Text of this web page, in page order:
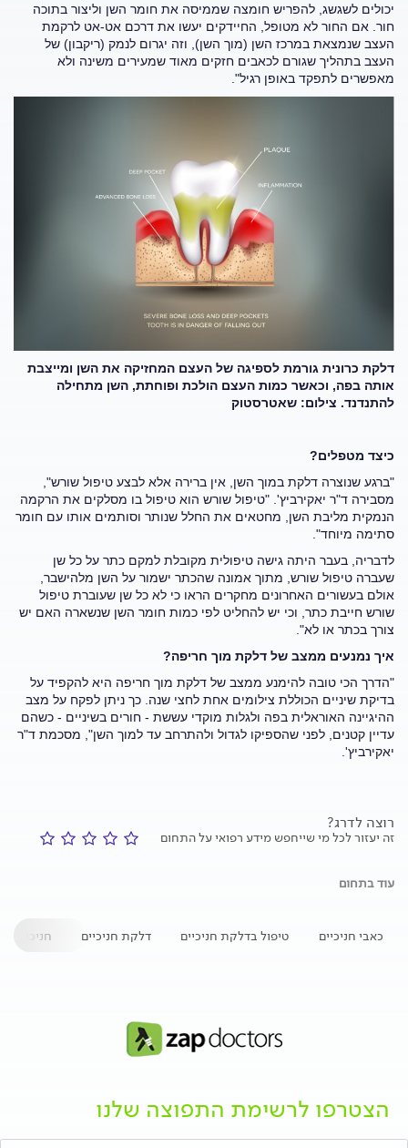
יכולים לשגשג, להפריש חומצה שממיסה את חומר השן וליצור בתוכה
חור. אם החור לא מטופל, החיידקים יעשו את דרכם אט-אט לרקמת
העצב שנמצאת במרכז השן (מוך השן), וזה יגרום לנמק (ריקבון) של
העצב בתהליך שגורם לכאבים חזקים מאוד שמעירים משינה ולא
מאפשרים לתפקד באופן רגיל".
דלקת כרונית גורמת לספיגה של העצם המחזיקה את השן ומייצבת
אותה בפה, וכאשר כמות העצם הולכת ופוחתת, השן מתחילה
להתנדנד. צילום: שאטרסטוק
כיצד מטפלים?
"ברגע שנוצרה דלקת במוך השן, אין ברירה אלא לבצע טיפול שורש",
מסבירה ד"ר יאקירביץ'. "טיפול שורש הוא טיפול בו מסלקים את הרקמה
הנמקית מליבת השן, מחטאים את החלל שנותר וסותמים אותו עם חומר
סתימה מיוחד".
לדבריה, בעבר היתה גישה טיפולית מקובלת למקם כתר על כל שן
שעברה טיפול שורש, מתוך אמונה שהכתר ישמור על השן מלהישבר,
אולם בעשורים האחרונים מחקרים הראו כי לא כל שן שעוברת טיפול
שורש חייבת כתר, וכי יש להחליט לפי כמות חומר השן שנשארה האם יש
צורך בכתר או לא".
איך נמנעים ממצב של דלקת מוך חריפה?
"הדרך הכי טובה להימנע ממצב של דלקת מוך חריפה היא להקפיד על
בדיקת שיניים הכוללת צילומים אחת לחצי שנה. כך ניתן לפקח על מצב
ההיגיינה האוראלית בפה ולגלות מוקדי עששת - חורים בשיניים - כשהם
עדיין קטנים, לפני שהספיקו לגדול ולהתרחב עד למוך השן", מסכמת ד"ר
יאקירביץ'.
רוצה לדרג?
זה יעזור לכל מי שייחפש מידע רפואי על התחום
עוד בתחום
כאבי חניכיים טיפול בדלקת חניכיים דלקת חניכיים חניכיים
הצטרפו לרשימת התפוצה שלנו